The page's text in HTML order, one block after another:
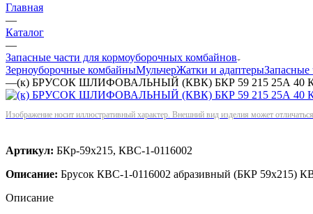
Главная
—
Каталог
—
Запасные части для кормоуборочных комбайнов
Зерноуборочные комбайныМульчерЖатки и адаптеры
—(к) БРУСОК ШЛИФОВАЛЬНЫЙ (КВК) БКР 59 215 25А 40 К
Изображение носит иллюстративный характер. Внешний вид изделия может отличаться
Артикул: БКр-59х215, КВС-1-0116002
Описание: Брусок КВС-1-0116002 абразивный (БКР 59х215)
Описание